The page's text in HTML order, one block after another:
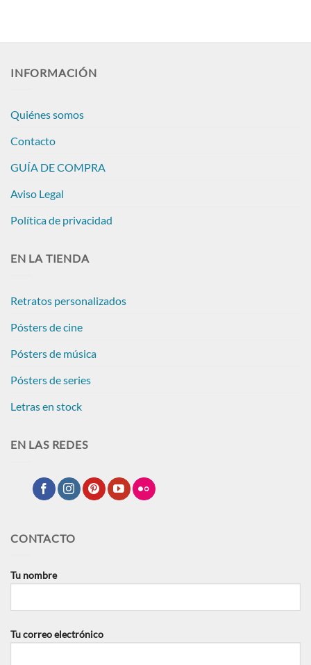
INFORMACIÓN
Quiénes somos
Contacto
GUÍA DE COMPRA
Aviso Legal
Política de privacidad
EN LA TIENDA
Retratos personalizados
Pósters de cine
Pósters de música
Pósters de series
Letras en stock
EN LAS REDES
CONTACTO
Tu nombre
Tu correo electrónico